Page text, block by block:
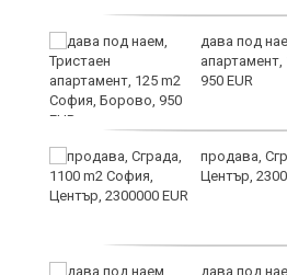
дава под
950 EUR
продава,
Център,
дава под